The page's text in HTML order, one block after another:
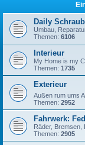
Daily
Umbau,
Themen: 6106
Interieur
My Home is my
Themen: 1735
Exterieur
Außen rum ums
Themen: 2952
Fahrwerk:
Räder, Bremsen,
Themen: 2905